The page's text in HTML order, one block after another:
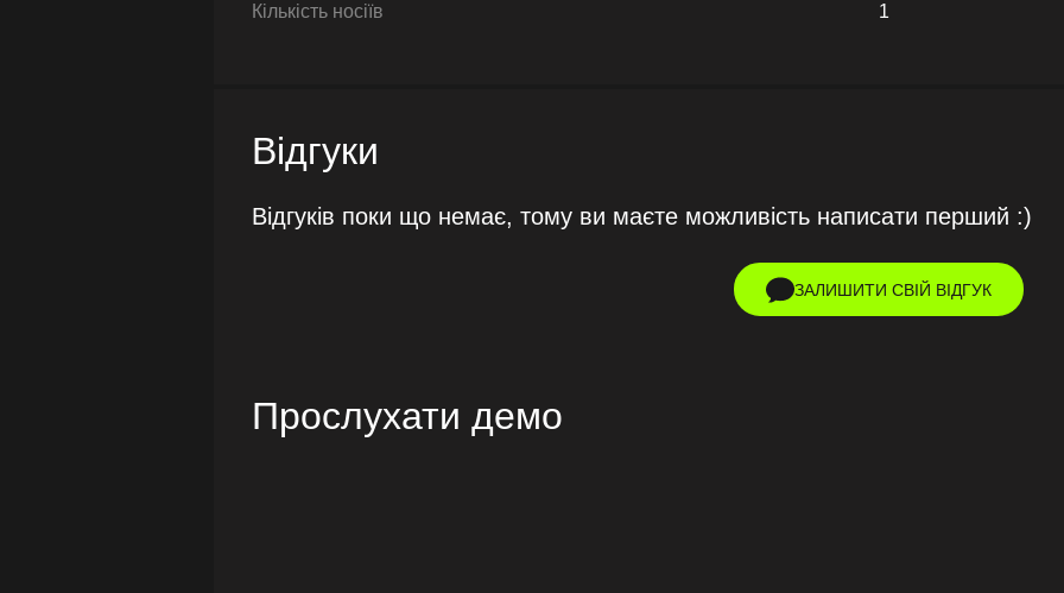
Кількість носіїв 1
Відгуки
Відгуків поки що немає, тому ви маєте можливість написати перший :)
ЗАЛИШИТИ СВІЙ ВІДГУК
Прослухати демо